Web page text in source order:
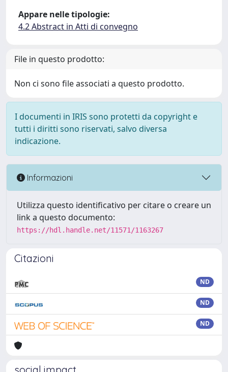
Appare nelle tipologie:
4.2 Abstract in Atti di convegno
File in questo prodotto:
Non ci sono file associati a questo prodotto.
I documenti in IRIS sono protetti da copyright e
tutti i diritti sono riservati, salvo diversa
indicazione.
Informazioni
Utilizza questo identificativo per citare o creare un
link a questo documento:
https://hdl.handle.net/11571/1163267
Citazioni
ND
ND
ND